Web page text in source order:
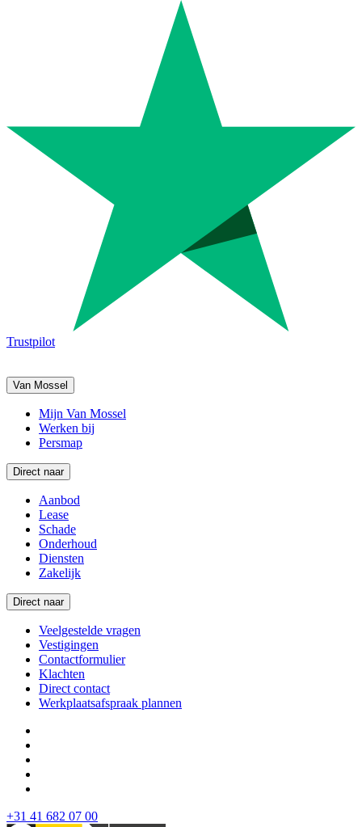
Trustpilot
Van Mossel
Mijn Van Mossel
Werken bij
Persmap
Direct naar
Aanbod
Lease
Schade
Onderhoud
Diensten
Zakelijk
Direct naar
Veelgestelde vragen
Vestigingen
Contactformulier
Klachten
Direct contact
Werkplaatsafspraak plannen
+31 41 682 07 00